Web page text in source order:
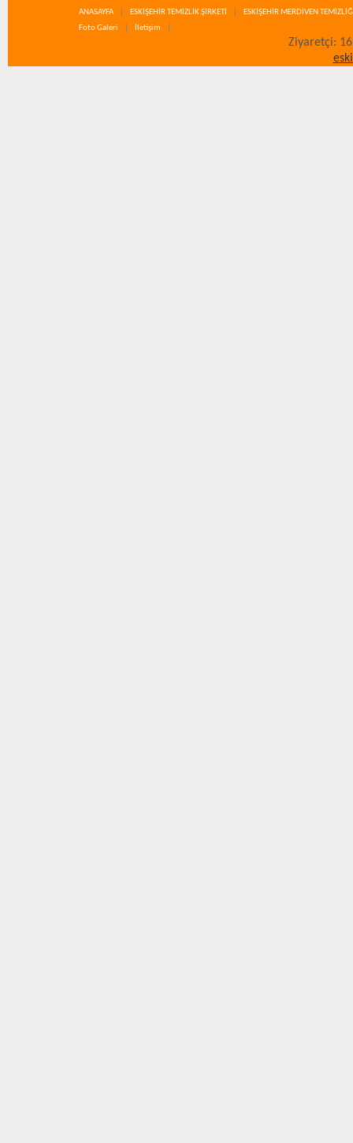
ANASAYFA ESKİŞEHİR TEMİZLİK ŞİRKETİ
ESKİŞEHİR MERDİVEN
Foto Galeri
İletişim
Ziyaretçi: